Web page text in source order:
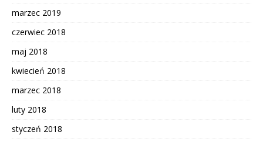
marzec 2019
czerwiec 2018
maj 2018
kwiecień 2018
marzec 2018
luty 2018
styczeń 2018